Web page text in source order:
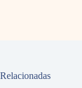
Relacionadas